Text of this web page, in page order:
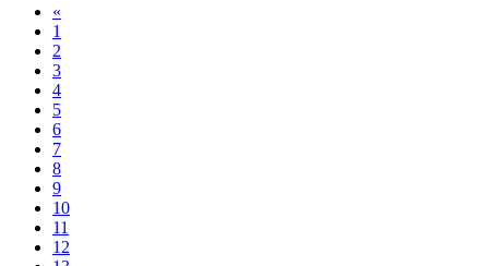
«
1
2
3
4
5
6
7
8
9
10
11
12